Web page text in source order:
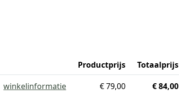
Productprijs
Totaalprijs
winkelinformatie € 79,00 € 84,00